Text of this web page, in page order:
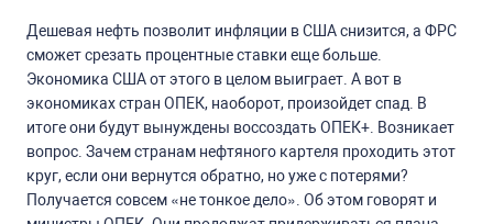
Дешевая нефть позволит инфляции в США снизится, а ФРС
сможет срезать процентные ставки еще больше.
Экономика США от этого в целом выиграет. А вот в
экономиках стран ОПЕК, наоборот, произойдет спад. В
итоге они будут вынуждены воссоздать ОПЕК+. Возникает
вопрос. Зачем странам нефтяного картеля проходить этот
круг, если они вернутся обратно, но уже с потерями?
Получается совсем «не тонкое дело». Об этом говорят и